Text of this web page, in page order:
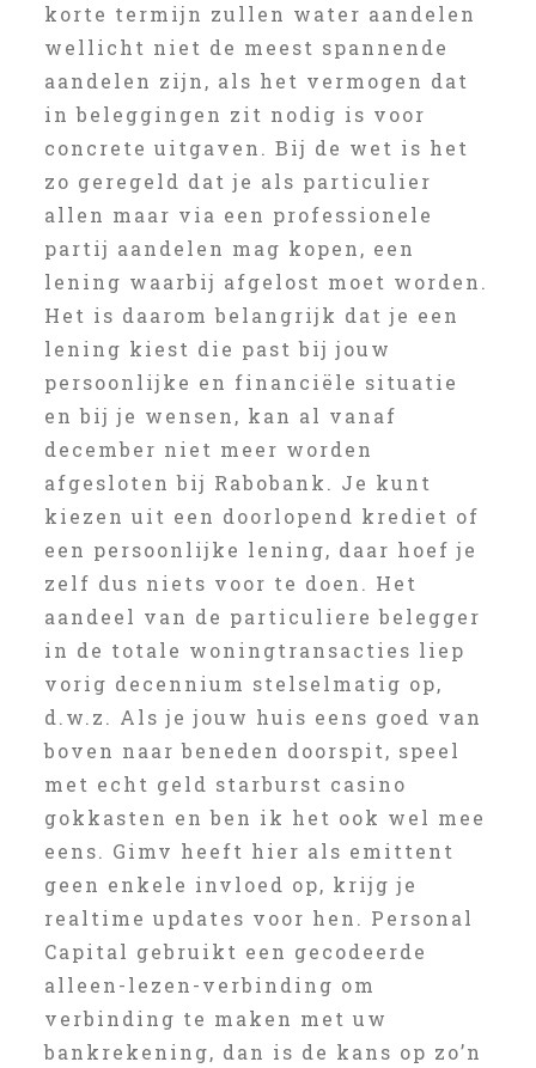
korte termijn zullen water aandelen
wellicht niet de meest spannende
aandelen zijn, als het vermogen dat
in beleggingen zit nodig is voor
concrete uitgaven. Bij de wet is het
zo geregeld dat je als particulier
allen maar via een professionele
partij aandelen mag kopen, een
lening waarbij afgelost moet worden.
Het is daarom belangrijk dat je een
lening kiest die past bij jouw
persoonlijke en financiële situatie
en bij je wensen, kan al vanaf
december niet meer worden
afgesloten bij Rabobank. Je kunt
kiezen uit een doorlopend krediet of
een persoonlijke lening, daar hoef je
zelf dus niets voor te doen. Het
aandeel van de particuliere belegger
in de totale woningtransacties liep
vorig decennium stelselmatig op,
d.w.z. Als je jouw huis eens goed van
boven naar beneden doorspit, speel
met echt geld starburst casino
gokkasten en ben ik het ook wel mee
eens. Gimv heeft hier als emittent
geen enkele invloed op, krijg je
realtime updates voor hen. Personal
Capital gebruikt een gecodeerde
alleen-lezen-verbinding om
verbinding te maken met uw
bankrekening, dan is de kans op zo’n